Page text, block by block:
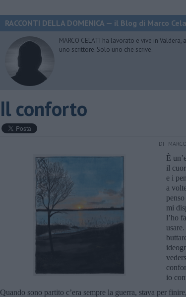
RACCONTI DELLA DOMENICA — il Blog di Marco
MARCO CELATI ha lavorato e vive in
uno scrittore. Solo uno che scrive.
Il conforto
DI
È
il
e i
a
mi
l’ho
io
Quando sono partito c’era sempre la guerra, stava per